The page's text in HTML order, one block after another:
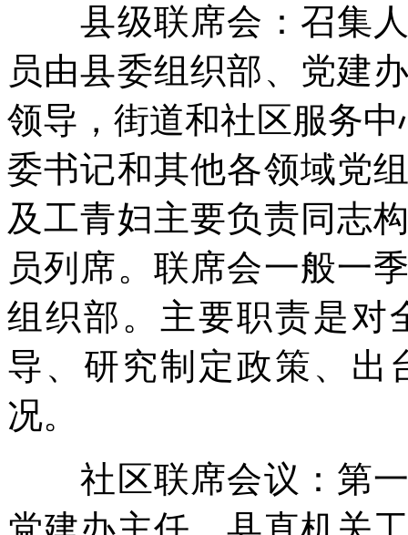
县级联席会：召集人
员由县委组织部、党建
领导，街道和社区服务
委书记和其他各领域党
及工青妇主要负责同志
员列席。联席会一般一
组织部。主要职责是对
导、研究制定政策、出
况。
社区联席会议：第一